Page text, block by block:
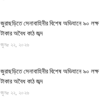
জুরাছড়িতে সেনাবাহিনীর বিশেষ অভিযানে ৯০ লক্ষ
টাকার অবৈধ কাঠ জব্দ
জুনe ২২, ২০২৬
জুরাছড়িতে সেনাবাহিনীর বিশেষ অভিযানে ৯০ লক্ষ
টাকার অবৈধ কাঠ জব্দ
জুনe ২২, ২০২৬